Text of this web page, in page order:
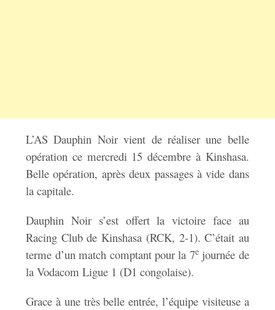
L’AS Dauphin Noir vient de réaliser une belle
opération ce mercredi 15 décembre à Kinshasa.
Belle opération, après deux passages à vide dans
la capitale.
Dauphin Noir s’est offert la victoire face au
Racing Club de Kinshasa (RCK, 2-1). C’était au
terme d’un match comptant pour la 7ejournée de
la Vodacom Ligue 1 (D1 congolaise).
Grace à une très belle entrée, l’équipe visiteuse a